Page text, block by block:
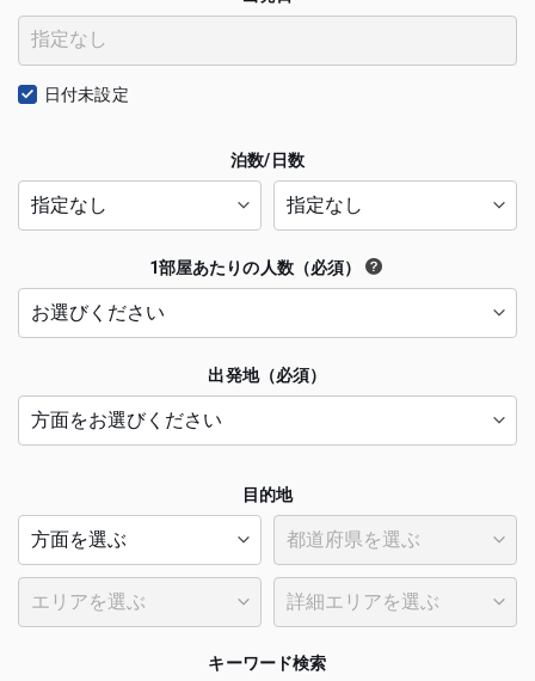
出発地（必須）
日付未設定
泊数/日数
1部屋あたりの人数（必須）
目的地
キーワード検索